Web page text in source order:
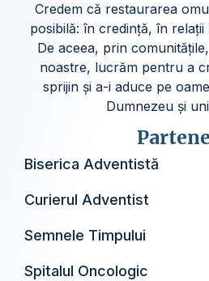
Credem că restaurarea
posibilă: în credință, în relații
De aceea, prin
noastre, lucrăm pentru a
sprijin și a-i aduce pe
Dumnezeu și
Biserica Adventistă
Curierul Adventist
Semnele Timpului
Spitalul Oncologic